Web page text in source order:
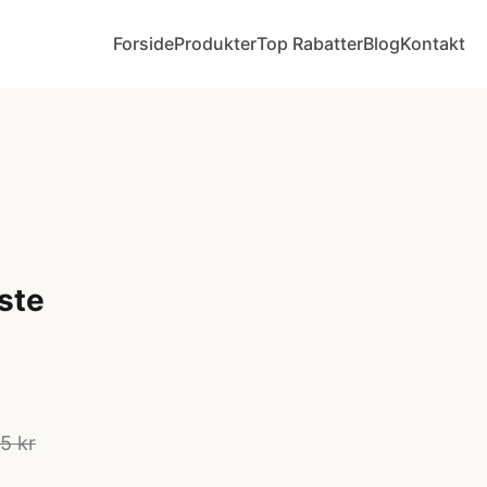
ForsideProdukterTop RabatterBlogKontakt
kr